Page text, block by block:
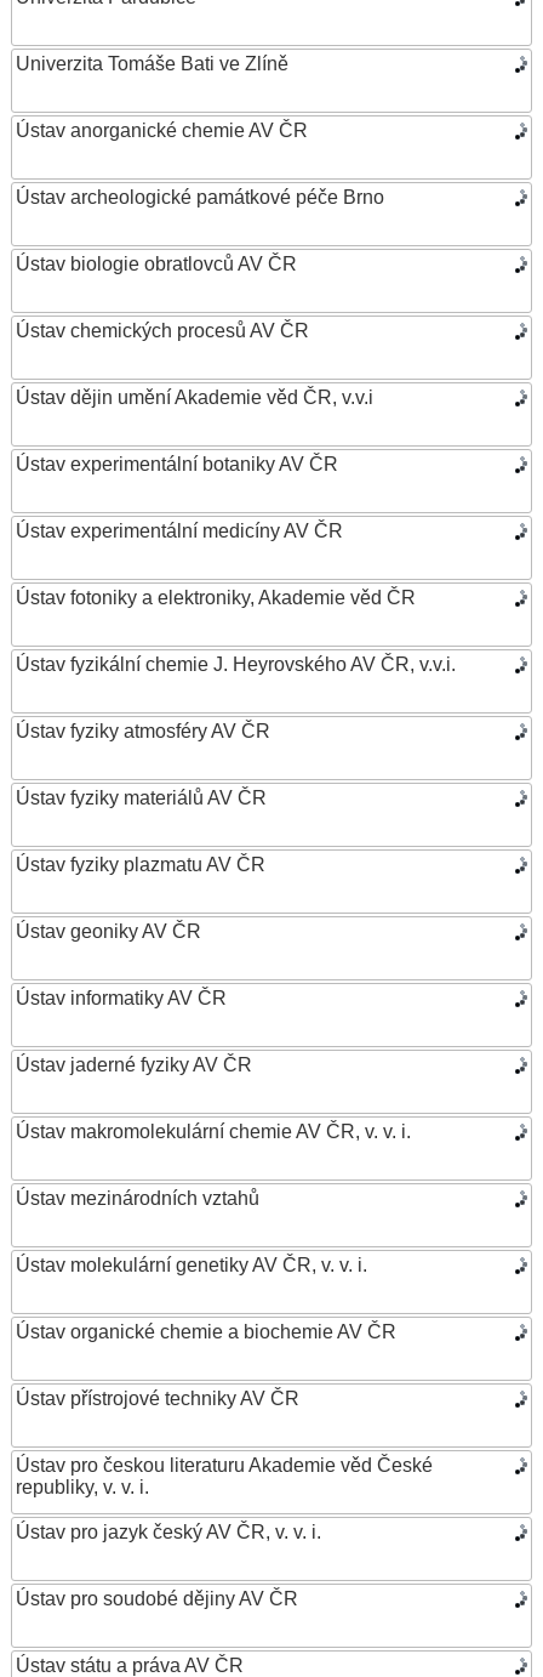
Univerzita Tomáše Bati ve Zlíně
Ústav anorganické chemie AV ČR
Ústav archeologické památkové péče Brno
Ústav biologie obratlovců AV ČR
Ústav chemických procesů AV ČR
Ústav dějin umění Akademie věd ČR, v.v.i
Ústav experimentální botaniky AV ČR
Ústav experimentální medicíny AV ČR
Ústav fotoniky a elektroniky, Akademie věd ČR
Ústav fyzikální chemie J. Heyrovského AV ČR, v.v.i.
Ústav fyziky atmosféry AV ČR
Ústav fyziky materiálů AV ČR
Ústav fyziky plazmatu AV ČR
Ústav geoniky AV ČR
Ústav informatiky AV ČR
Ústav jaderné fyziky AV ČR
Ústav makromolekulární chemie AV ČR, v. v. i.
Ústav mezinárodních vztahů
Ústav molekulární genetiky AV ČR, v. v. i.
Ústav organické chemie a biochemie AV ČR
Ústav přístrojové techniky AV ČR
Ústav pro českou literaturu Akademie věd České
republiky, v. v. i.
Ústav pro jazyk český AV ČR, v. v. i.
Ústav pro soudobé dějiny AV ČR
Ústav státu a práva AV ČR